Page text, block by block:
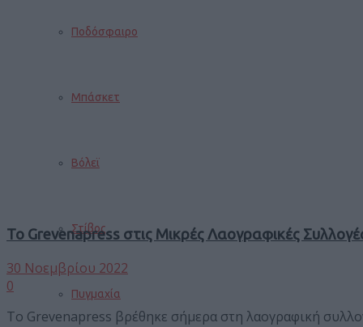
Ποδόσφαιρο
Μπάσκετ
Βόλεϊ
Στίβος
Πυγμαχία
Το Grevenapress στις Μικρές Λαογραφικές
30 Νοεμβρίου 2022
0
Το Grevenapress βρέθηκε σήμερα στη λαογραφική